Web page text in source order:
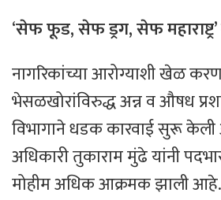
‘सेफ फूड, सेफ ड्रग, सेफ महाराष्ट्र’
नागरिकांच्या आरोग्याशी खेळ
भेसळखोरांविरुद्ध अन्न व औषध
विभागाने धडक कारवाई सुरू
अधिकारी तुकाराम मुंढे यांनी
मोहीम अधिक आक्रमक झाली आहे.